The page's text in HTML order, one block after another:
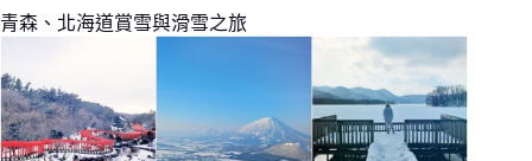
青森、北海道賞雪與滑雪之旅